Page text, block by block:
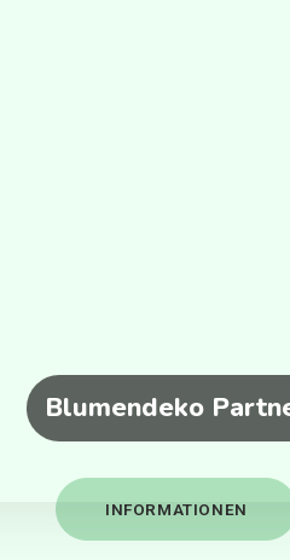
Blumendeko
INFORMATIONEN